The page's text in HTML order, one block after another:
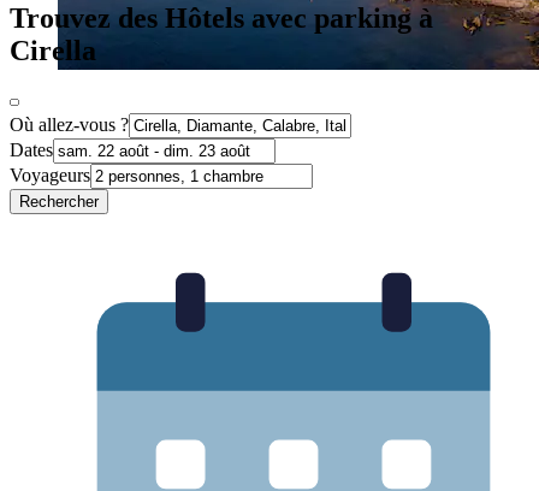
Trouvez des Hôtels avec parking à
Cirella
Où allez-vous ?
Dates
Voyageurs
Rechercher